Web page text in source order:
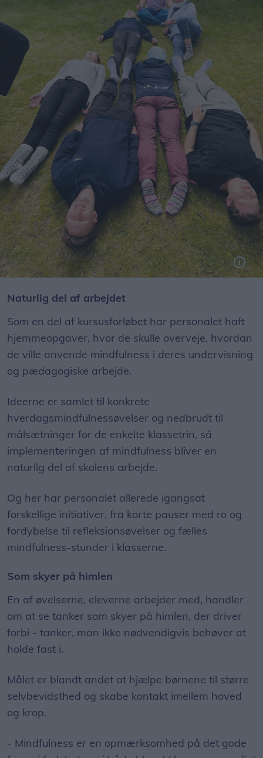
Naturlig del af arbejdet
Som en del af kursusforløbet har personalet haft
hjemmeopgaver, hvor de skulle overveje, hvordan
de ville anvende mindfulness i deres undervisning
og pædagogiske arbejde.
Ideerne er samlet til konkrete
hverdagsmindfulnessøvelser og nedbrudt til
målsætninger for de enkelte klassetrin, så
implementeringen af mindfulness bliver en
naturlig del af skolens arbejde.
Og her har personalet allerede igangsat
forskellige initiativer, fra korte pauser med ro og
fordybelse til refleksionsøvelser og fælles
mindfulness-stunder i klasserne.
Som skyer på himlen
En af øvelserne, eleverne arbejder med, handler
om at se tanker som skyer på himlen, der driver
forbi - tanker, man ikke nødvendigvis behøver at
holde fast i.
Målet er blandt andet at hjælpe børnene til større
selvbevidsthed og skabe kontakt imellem hoved
og krop.
- Mindfulness er en opmærksomhed på det gode